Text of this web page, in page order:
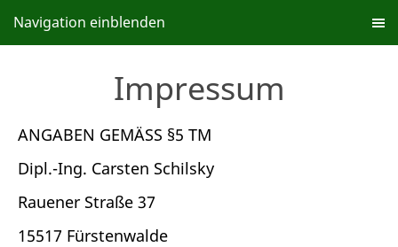
Navigation einblenden
Impressum
ANGABEN GEMÄSS §5 TM
Dipl.-Ing. Carsten Schilsky
Rauener Straße 37
15517 Fürstenwalde